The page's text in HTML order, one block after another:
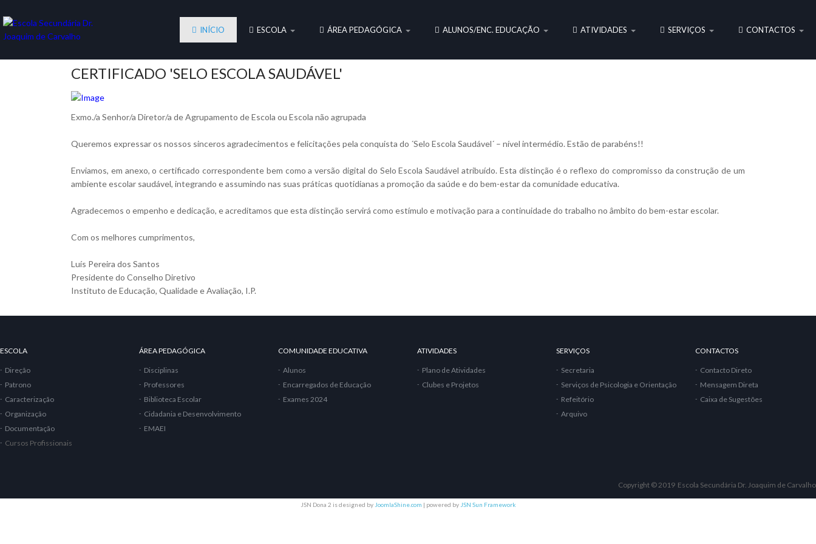
INÍCIO ESCOLA ÁREA PEDAGÓGICA ALUNOS/ENC. EDUCAÇÃO ATIVIDADES SERVIÇOS CONTACTOS
CERTIFICADO 'SELO ESCOLA SAUDÁVEL'
Exmo./a Senhor/a Diretor/a de Agrupamento de Escola ou Escola não agrupada
Queremos expressar os nossos sinceros agradecimentos e felicitações pela conquista do ´Selo Escola Saudável´ – nível intermédio. Estão de parabéns!!
Enviamos, em anexo, o certificado correspondente bem como a versão digital do Selo Escola Saudável atribuído. Esta distinção é o reflexo do compromisso da construção de um
ambiente escolar saudável, integrando e assumindo nas suas práticas quotidianas a promoção da saúde e do bem-estar da comunidade educativa.
Agradecemos o empenho e dedicação, e acreditamos que esta distinção servirá como estímulo e motivação para a continuidade do trabalho no âmbito do bem-estar escolar.
Com os melhores cumprimentos,
Luís Pereira dos Santos
Presidente do Conselho Diretivo
Instituto de Educação, Qualidade e Avaliação, I.P.
ESCOLA
Direção
Patrono
Caracterização
Organização
Documentação
Cursos Profissionais
ÁREA PEDAGÓGICA
Disciplinas
Professores
Biblioteca Escolar
Cidadania e Desenvolvimento
EMAEI
COMUNIDADE EDUCATIVA
Alunos
Encarregados de Educação
Exames 2024
ATIVIDADES
Plano de Atividades
Clubes e Projetos
SERVIÇOS
Secretaria
Serviços de Psicologia e Orientação
Refeitório
Arquivo
CONTACTOS
Contacto Direto
Mensagem Direta
Caixa de Sugestões
Copyright © 2019 Escola Secundária Dr. Joaquim de Carvalho
JSN Dona 2 is designed byJoomlaShine.com | powered byJSN Sun Framework